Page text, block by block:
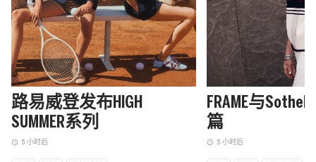
路易威登发布HIGH
SUMMER系列
access_time 5 小时后
FRAME与
篇
access_time 5 小时后